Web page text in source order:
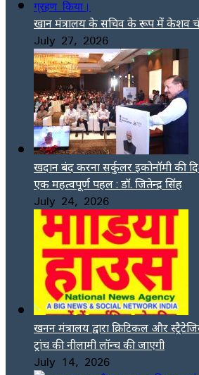
खान मंत्रालय के सचिव के रूप में केशव
July 27, 2026
खदान बंद करना सर्कुलर इकोनॉमी की
एक महत्वपूर्ण पहल : डॉ. जितेन्द्र सिंह
July 24, 2026
खनन मंत्रालय द्वारा क्रिटिकल और
ट्रांच की नीलामी लॉन्च की जाएगी
July 14, 2026